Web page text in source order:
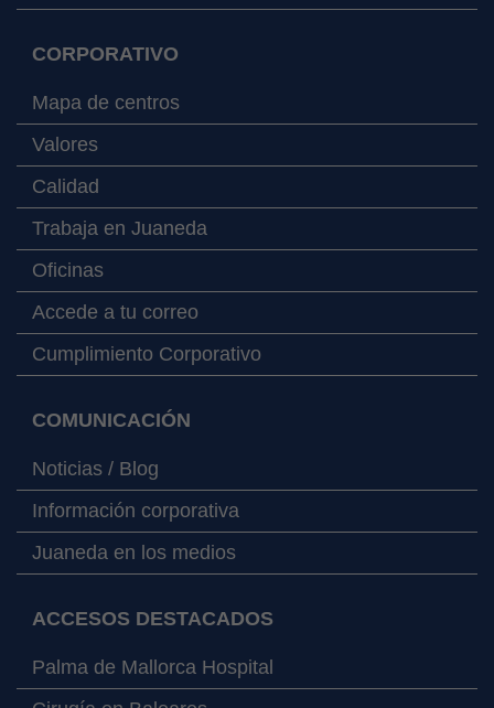
CORPORATIVO
Mapa de centros
Valores
Calidad
Trabaja en Juaneda
Oficinas
Accede a tu correo
Cumplimiento Corporativo
COMUNICACIÓN
Noticias / Blog
Información corporativa
Juaneda en los medios
ACCESOS DESTACADOS
Palma de Mallorca Hospital